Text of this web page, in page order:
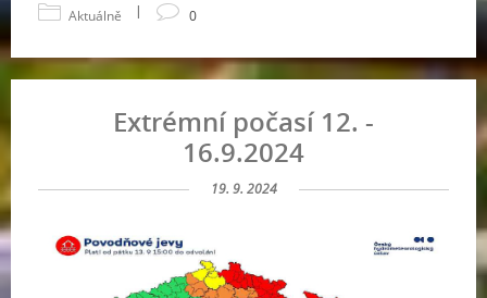
Aktuálně | 0
Extrémní počasí 12. -
16.9.2024
19. 9. 2024